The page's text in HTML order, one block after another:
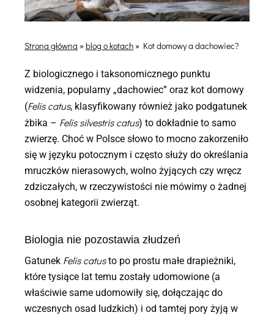
Strona główna »blog o kotach » Kot domowy a dachowiec?
Z biologicznego i taksonomicznego punktu
widzenia, popularny „dachowiec” oraz kot domowy
(Felis catus, klasyfikowany również jako podgatunek
żbika – Felis silvestris catus) to dokładnie to samo
zwierzę. Choć w Polsce słowo to mocno zakorzeniło
się w języku potocznym i często służy do określania
mruczków nierasowych, wolno żyjących czy wręcz
zdziczałych, w rzeczywistości nie mówimy o żadnej
osobnej kategorii zwierząt.
Biologia nie pozostawia złudzeń
Gatunek Felis catusto po prostu małe drapieżniki,
które tysiące lat temu zostały udomowione (a
właściwie same udomowiły się, dołączając do
wczesnych osad ludzkich) i od tamtej pory żyją w